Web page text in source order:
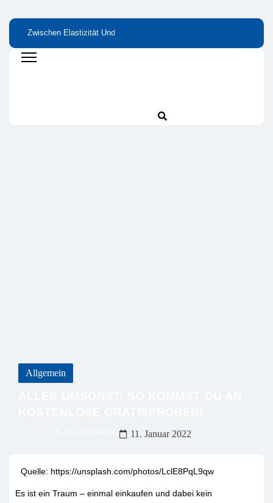
Zwischen Elastizität Und
Stabilität: Proteine Als
Grundlage Von Haut Und
Bittertropfen – Was
Nährstofflücken
Allgemein
11. Januar 2022
Quelle: https://unsplash.com/photos/LclE8PqL9qw
Es ist ein Traum – einmal einkaufen und dabei kein